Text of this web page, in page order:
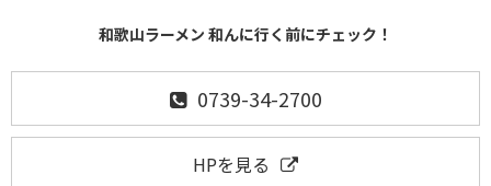
和歌山ラーメン 和んに行く前にチェック！
0739-34-2700
HPを見る